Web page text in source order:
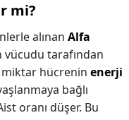
mi?
alınan Alfa
tarafından
hücrenin enerji
bağlı
oranı düşer. Bu